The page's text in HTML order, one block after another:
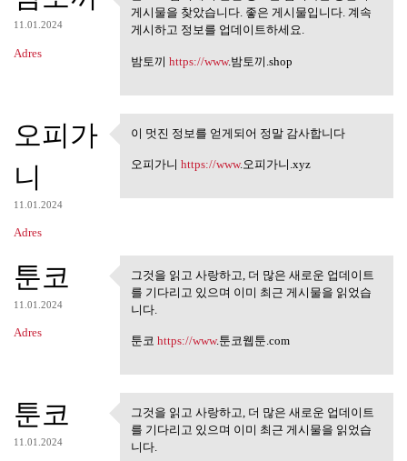
11.01.2024
Adres
블로그 검색에서 관련 정보를 검
색하는 동안이 게시물을
게시물을 찾았습니다. 좋은 게시물입니다. 계속
게시하고 정보를 업데이트하세요.
밤토끼 https://www.밤토끼.shop
오피가
니
11.01.2024
Adres
이 멋진 정보를 얻게되어 정말 감
사합니다
이 멋진 정보를 얻게되어 정말 감사합니다
오피가니 https://www.오피가니.xyz
툰코
11.01.2024
Adres
그것을 읽고 사랑하고, 더 많은 새
로운 업데이트를
그것을 읽고 사랑하고, 더 많은 새로운 업데이트
를 기다리고 있으며 이미 최근 게시물을 읽었습
니다.
툰코 https://www.툰코웹툰.com
툰코
11.01.2024
그것을 읽고 사랑하고, 더 많은 새
로운 업데이트를
그것을 읽고 사랑하고, 더 많은 새로운 업데이트
를 기다리고 있으며 이미 최근 게시물을 읽었습
니다.